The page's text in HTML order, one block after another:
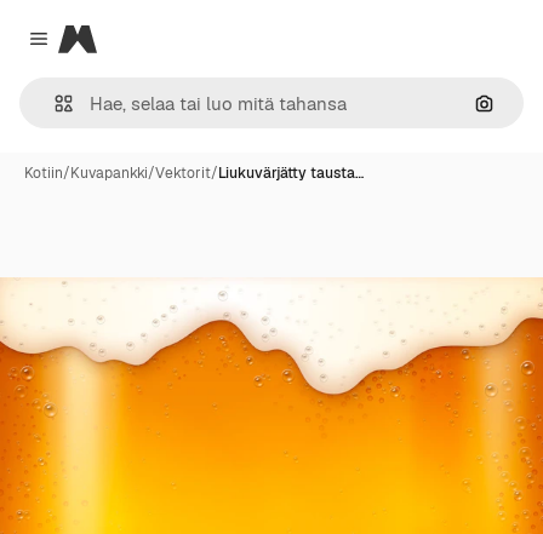
Close menu
Magnific
Hae
Kotiin/Kuvapankki/Vektorit/Liukuvärjätty tausta…